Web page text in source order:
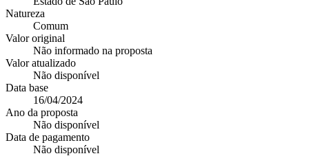
Natureza
Comum
Valor original
Não informado na proposta
Valor atualizado
Não disponível
Data base
16/04/2024
Ano da proposta
Não disponível
Data de pagamento
Não disponível